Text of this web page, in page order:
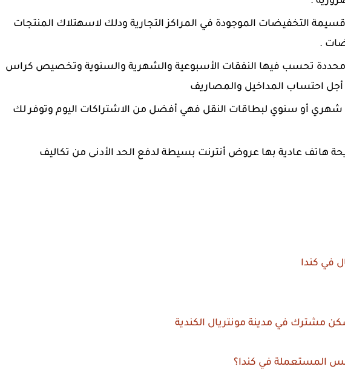
التخفيضات الموجودة في المراكز التجارية ودلك لاسهتلاك المنتجات
.
محددة تحسب فيها النفقات الأسبوعية والشهرية والسنوية وتخصيص كراس
أجل احتساب المداخيل والمصاريف
أو سنوي لبطاقات النقل فهي أفضل من الاشتراكات اليوم وتوفر لك
هاتف عادية بها عروض أنترنت بسيطة لدفع الحد الأدنى من تكاليف
في كندا
مشترك في مدينة مونتريال الكندية
المستعملة في كندا؟